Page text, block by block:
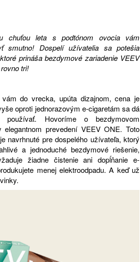
chuťou leta s podtónom ovocia vám
smutno! Dospelí užívatelia sa potešia
prináša bezdymové zariadenie VEEV
tri!
do vrecka, upúta dizajnom, cena je
oproti jednorazovým e-cigaretám sa dá
používať. Hovoríme o bezdymovom
elegantnom prevedení VEEV ONE. Toto
navrhnuté pre dospelého užívateľa, ktorý
a jednoduché bezdymové riešenie,
žiadne čistenie ani dopĺňanie e-
menej elektroodpadu. A keď už